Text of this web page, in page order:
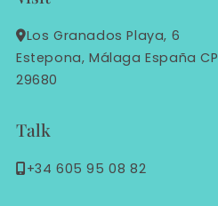
Los Granados Playa, 6
Estepona, Málaga España CP
29680
Talk
+34 605 95 08 82